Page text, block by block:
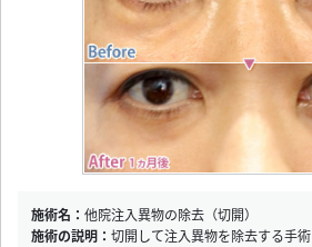
施術名： 他院注入異物の除去（切開）
施術の説明： 切開して注入異物を除去する手術